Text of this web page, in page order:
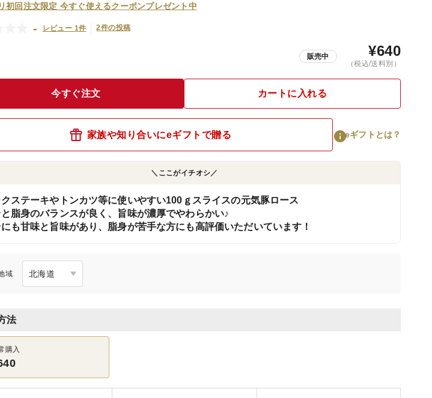
初回注文限定 今すぐ使えるクーポンプレゼント中
- レビュー 1件 2件の投稿
販売中 ¥640
（税込/送料別）
今すぐ注文 カートに入れる
家族や知り合いにeギフトで贈る eギフトとは？
＼ここがイチオシ／
ステーキやトンカツ等に使いやすい100ｇスライスの元気豚ロース
脂身のバランスが良く、旨味が濃厚でやわらかい♪
も甘味と旨味があり、脂身が苦手な方にも高評価いただいています！
域
法
購入